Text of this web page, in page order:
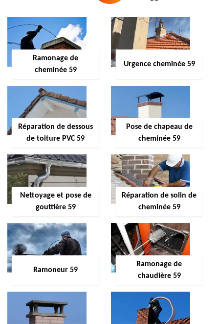
Ramonage de
cheminée 59
Urgence cheminée 59
Réparation de dessous
de toiture PVC 59
Pose de chapeau de
cheminée 59
Nettoyage et pose de
gouttière 59
Réparation de solin de
cheminée 59
Ramoneur 59
Ramonage de
chaudière 59